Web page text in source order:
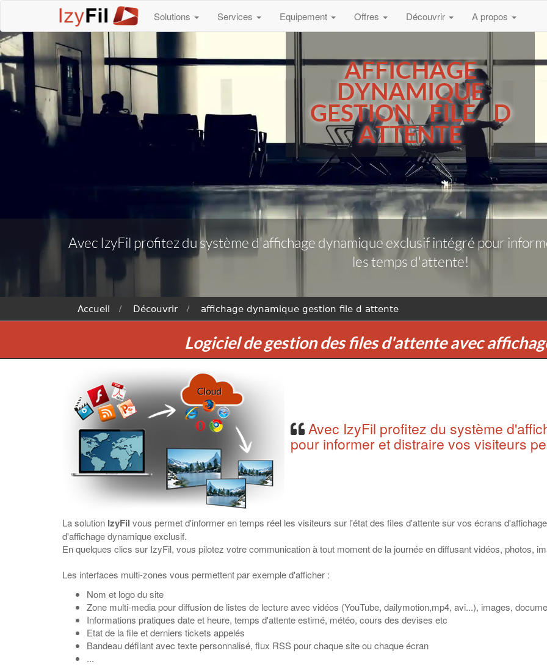
Solutions Services Equipement Offres Découvrir A propos
AFFICHAGE
DYNAMIQUE
GESTION FILE D
ATTENTE
Avec IzyFil profitez du système d'affichage dynamique exclusif intégré pour
les temps d'attente!
Accueil Découvrir affichage dynamique gestion file d attente
Logiciel de gestion des files d'attente avec
Avec IzyFil profitez du système
pour informer et distraire vos visiteurs
La solution IzyFil vous permet d'informer en temps réel les visiteurs sur l'état des files d'attente sur vos écrans
d'affichage dynamique exclusif.
En quelques clics sur IzyFil, vous pilotez votre communication à tout moment de la journée en diffusant vidéos, photos,
Les interfaces multi-zones vous permettent par exemple d'afficher :
Nom et logo du site
Zone multi-media pour diffusion de listes de lecture avec vidéos (YouTube, dailymotion,mp4, avi...), images,
Informations pratiques date et heure, temps d'attente estimé, météo, cours des devises etc
Etat de la file et derniers tickets appelés
Bandeau défilant avec texte personnalisé, flux RSS pour chaque site ou chaque écran
...